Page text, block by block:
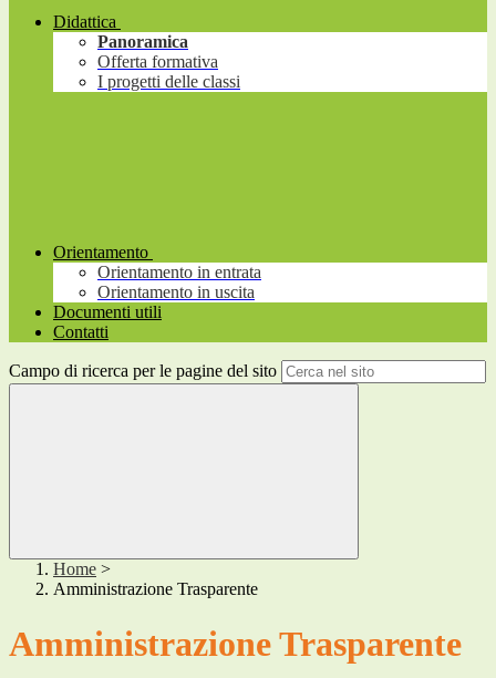
Didattica
Panoramica
Offerta formativa
I progetti delle classi
Orientamento
Orientamento in entrata
Orientamento in uscita
Documenti utili
Contatti
Campo di ricerca per le pagine del sito
Home >
Amministrazione Trasparente
Amministrazione Trasparente